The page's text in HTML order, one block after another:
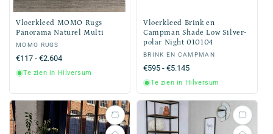
Vloerkleed MOMO Rugs
Panorama Naturel Multi
Verkoper:
MOMO RUGS
Normale
prijs
€117 - €2.604
Te zien in Hilversum
Vloerkleed Brink en
Campman Shade Low Silver-
polar Night 010104
Verkoper:
BRINK EN CAMPMAN
Normale
prijs
€595 - €5.145
Te zien in Hilversum